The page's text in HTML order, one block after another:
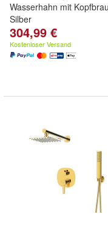
Wasserhahn mit
Silber
304,99 €
Kostenloser Versand